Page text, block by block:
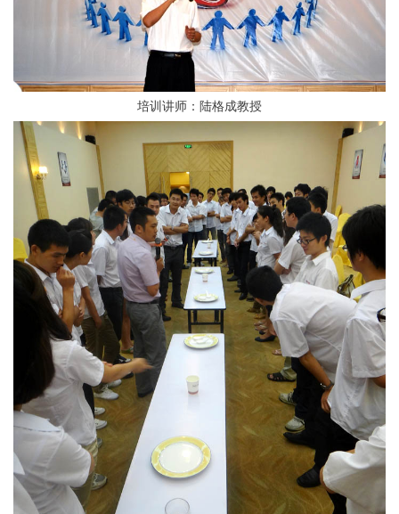
培训讲师：陆格成教授